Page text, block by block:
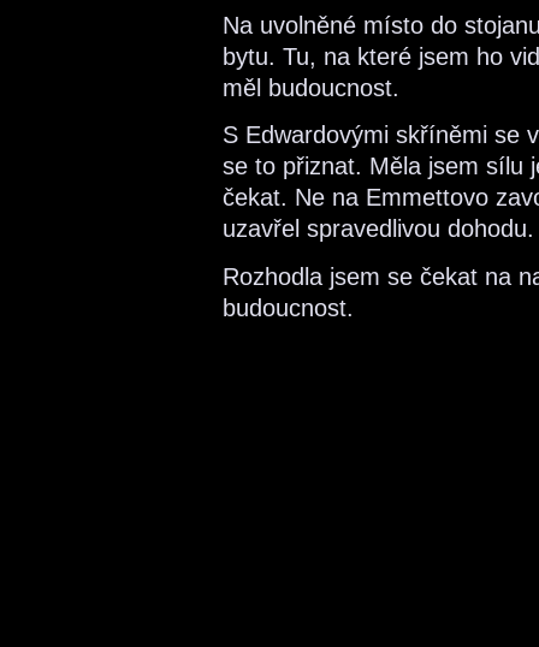
Na uvolněné místo do
bytu. Tu, na které jsem ho
měl budoucnost.
S Edwardovými skříněmi se
se to přiznat. Měla jsem sílu
čekat. Ne na Emmettovo
uzavřel spravedlivou dohodu.
Rozhodla jsem se čekat na
budoucnost.